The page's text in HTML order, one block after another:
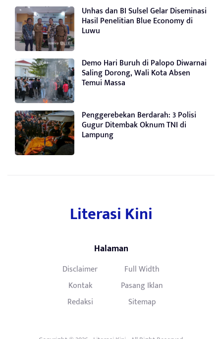
Unhas dan BI Sulsel Gelar Diseminasi
Hasil Penelitian Blue Economy di
Luwu
Demo Hari Buruh di Palopo Diwarnai
Saling Dorong, Wali Kota Absen
Temui Massa
Penggerebekan Berdarah: 3 Polisi
Gugur Ditembak Oknum TNI di
Lampung
Literasi Kini
Halaman
Disclaimer
Full Width
Kontak
Pasang Iklan
Redaksi
Sitemap